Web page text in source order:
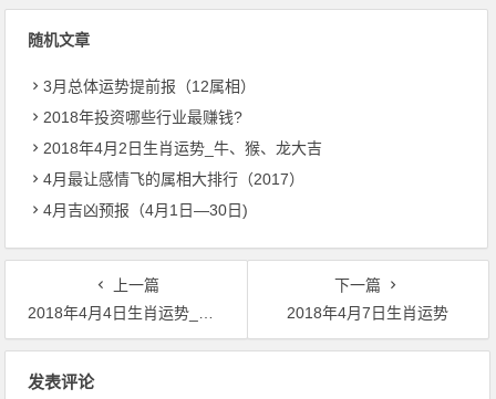
随机文章
3月总体运势提前报（12属相）
2018年投资哪些行业最赚钱?
2018年4月2日生肖运势_牛、猴、龙大吉
4月最让感情飞的属相大排行（2017）
4月吉凶预报（4月1日—30日)
上一篇
2018年4月4日生肖运势_猪、马、狗大吉
下一篇
2018年4月7日生肖运势
发表评论